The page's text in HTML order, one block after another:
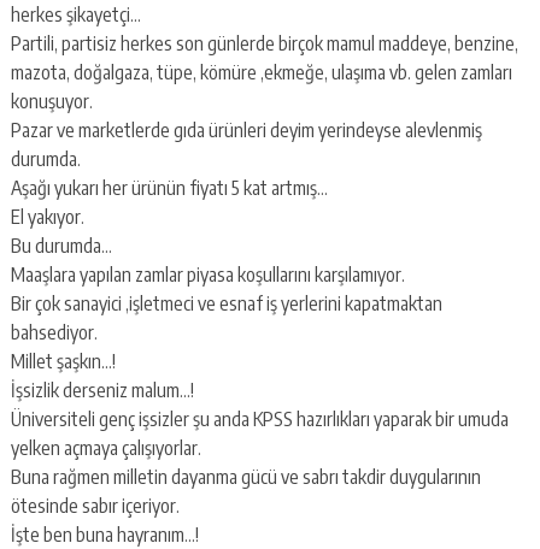
herkes şikayetçi…
Partili, partisiz herkes son günlerde birçok mamul maddeye, benzine,
mazota, doğalgaza, tüpe, kömüre ,ekmeğe, ulaşıma vb. gelen zamları
konuşuyor.
Pazar ve marketlerde gıda ürünleri deyim yerindeyse alevlenmiş
durumda.
Aşağı yukarı her ürünün fiyatı 5 kat artmış…
El yakıyor.
Bu durumda…
Maaşlara yapılan zamlar piyasa koşullarını karşılamıyor.
Bir çok sanayici ,işletmeci ve esnaf iş yerlerini kapatmaktan
bahsediyor.
Millet şaşkın…!
İşsizlik derseniz malum…!
Üniversiteli genç işsizler şu anda KPSS hazırlıkları yaparak bir umuda
yelken açmaya çalışıyorlar.
Buna rağmen milletin dayanma gücü ve sabrı takdir duygularının
ötesinde sabır içeriyor.
İşte ben buna hayranım…!